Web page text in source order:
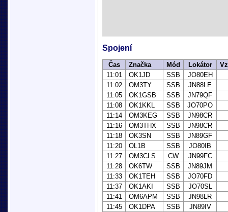
Spojení
Čas Značka Mód Lokátor
11:01
OK1JD SSB
JO80EH
11:02
OM3TY SSB
JN88LE
11:05
OK1GSB SSB
JN79QF
11:08
OK1KKL SSB
JO70PO
11:14
OM3KEG SSB
JN98CR
11:16
OM3THX SSB
JN98CR
11:18
OK3SN SSB
JN89GF
11:20
OL1B SSB
JO80IB
11:27
OM3CLS CW
JN99FC
11:28
OK6TW SSB
JN89JM
11:33
OK1TEH SSB
JO70FD
11:37
OK1AKI SSB
JO70SL
11:41
OM6APM SSB
JN98LR
11:45
OK1DPA SSB
JN89IV